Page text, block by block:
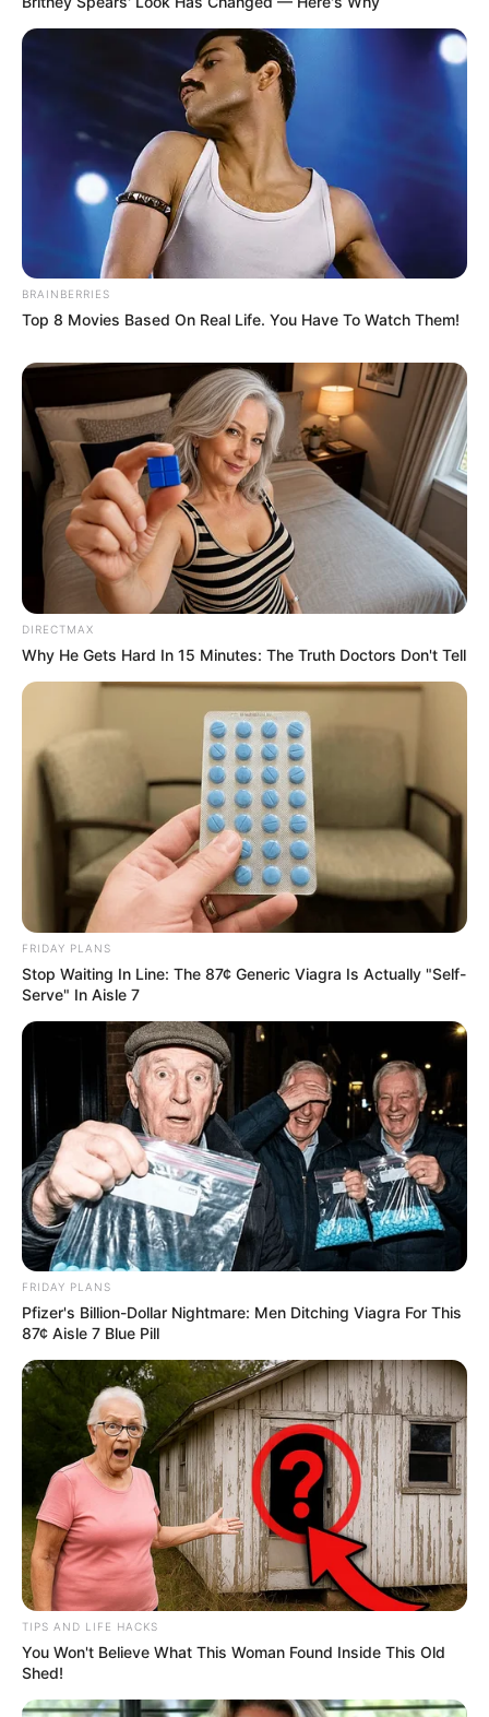
A Mészáros-villa előtti fotó ezért több mint egy
egyszerű utcai kép. Szimbólummá vált.
A régi rendszer emberei, a régi gazdasági háttér, a
régi biztonsági kapcsolatok és a geopolitikailag
érzékeny helyszín egyszerre jelentek meg benne.
Hogy Orbán Viktor pontosan mire készül, azt
egyelőre nem tudni. De az biztos, hogy az
figyelni, kikkel találkozik, hol bukkan fel, és milyen
szerepet akar magának a következő politikai
korszakban.
BRAINBERRIES
Top 8 Movies Based On Real Life. You Have To Watch Them!
DIRECTMAX
Why He Gets Hard In 15 Minutes: The Truth Doctors Don't Tell
FRIDAY PLANS
Stop Waiting In Line: The 87¢ Generic Viagra Is Actually "Self-
Serve" In Aisle 7
FRIDAY PLANS
Pfizer's Billion-Dollar Nightmare: Men Ditching Viagra For This
87¢ Aisle 7 Blue Pill
TIPS AND LIFE HACKS
You Won't Believe What This Woman Found Inside This Old
Shed!